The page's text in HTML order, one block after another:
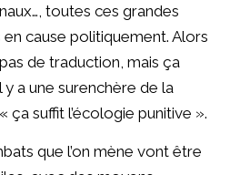
toutes ces grandes
cause politiquement. Alors
pas de traduction, mais ça
y a une surenchère de la
ça suffit l’écologie punitive ».
que l’on mène vont être